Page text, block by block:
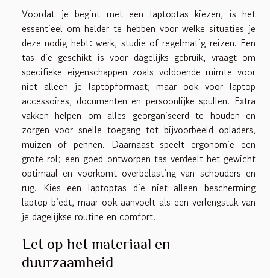
Voordat je begint met een laptoptas kiezen, is het
essentieel om helder te hebben voor welke situaties je
deze nodig hebt: werk, studie of regelmatig reizen. Een
tas die geschikt is voor dagelijks gebruik, vraagt om
specifieke eigenschappen zoals voldoende ruimte voor
niet alleen je laptopformaat, maar ook voor laptop
accessoires, documenten en persoonlijke spullen. Extra
vakken helpen om alles georganiseerd te houden en
zorgen voor snelle toegang tot bijvoorbeeld opladers,
muizen of pennen. Daarnaast speelt ergonomie een
grote rol; een goed ontworpen tas verdeelt het gewicht
optimaal en voorkomt overbelasting van schouders en
rug. Kies een laptoptas die niet alleen bescherming
laptop biedt, maar ook aanvoelt als een verlengstuk van
je dagelijkse routine en comfort.
Let op het materiaal en
duurzaamheid